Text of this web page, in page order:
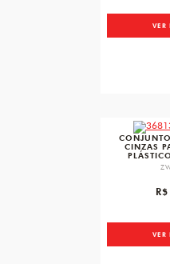
VER
CINZAS
VER